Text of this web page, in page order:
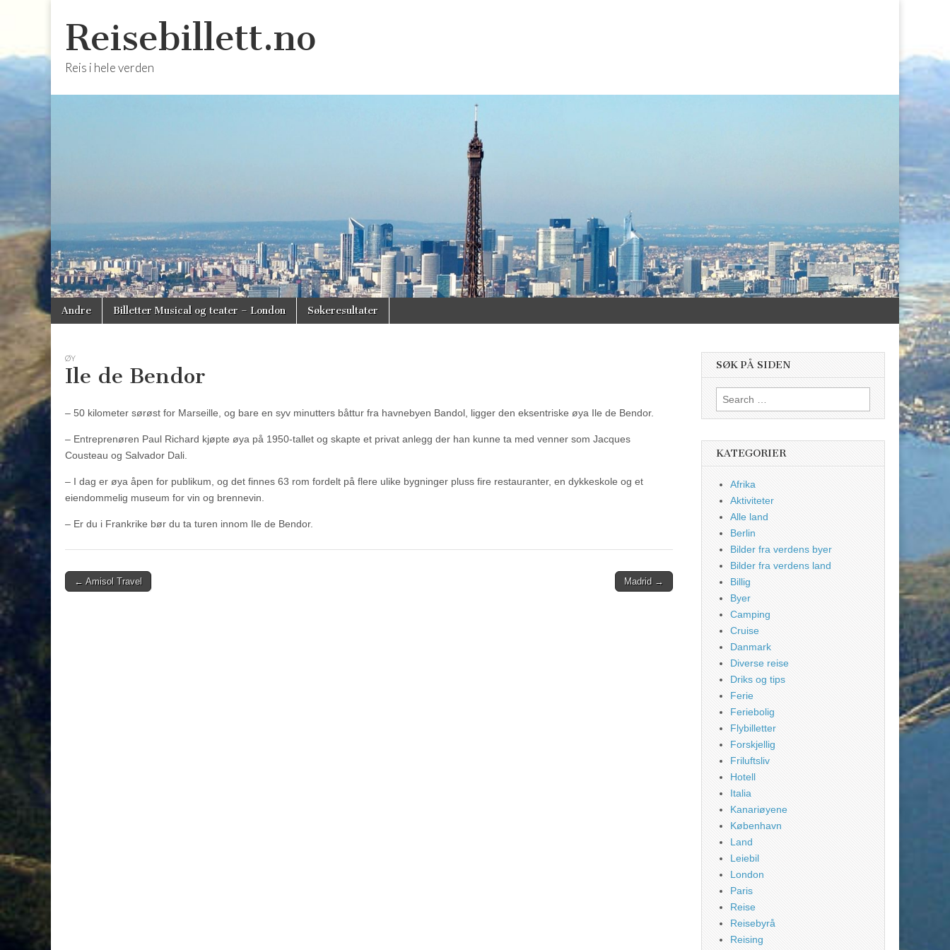
Reisebillett.no
Reis i hele verden
Main
menu
Skip
to
content
Andre Billetter Musical og teater – London Søkeresultater
ØY
Ile de Bendor
– 50 kilometer sørøst for Marseille, og bare en syv minutters båttur fra havnebyen Bandol, ligger den eksentriske øya Ile de Bendor.
– Entreprenøren Paul Richard kjøpte øya på 1950-tallet og skapte et privat anlegg der han kunne ta med venner som Jacques
Cousteau og Salvador Dali.
– I dag er øya åpen for publikum, og det finnes 63 rom fordelt på flere ulike bygninger pluss fire restauranter, en dykkeskole og et
eiendommelig museum for vin og brennevin.
– Er du i Frankrike bør du ta turen innom Ile de Bendor.
Post
← Amisol Travel Madrid →
SØK PÅ SIDEN
Search
for:
KATEGORIER
Afrika
Aktiviteter
Alle land
Berlin
Bilder fra verdens byer
Bilder fra verdens land
Billig
Byer
Camping
Cruise
Danmark
Diverse reise
Driks og tips
Ferie
Feriebolig
Flybilletter
Forskjellig
Friluftsliv
Hotell
Italia
Kanariøyene
København
Land
Leiebil
London
Paris
Reise
Reisebyrå
Reising